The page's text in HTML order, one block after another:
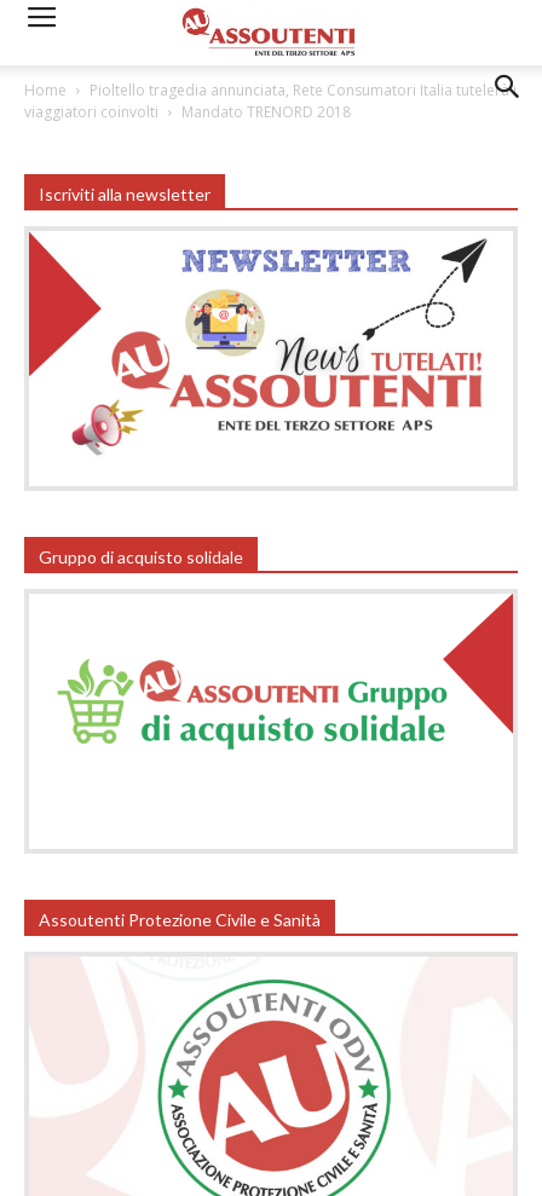
Home
Pioltello tragedia annunciata, Rete Consumatori Italia tutelerà i
viaggiatori coinvolti
Mandato TRENORD 2018
Iscriviti alla newsletter
Gruppo di acquisto solidale
Assoutenti Protezione Civile e Sanità